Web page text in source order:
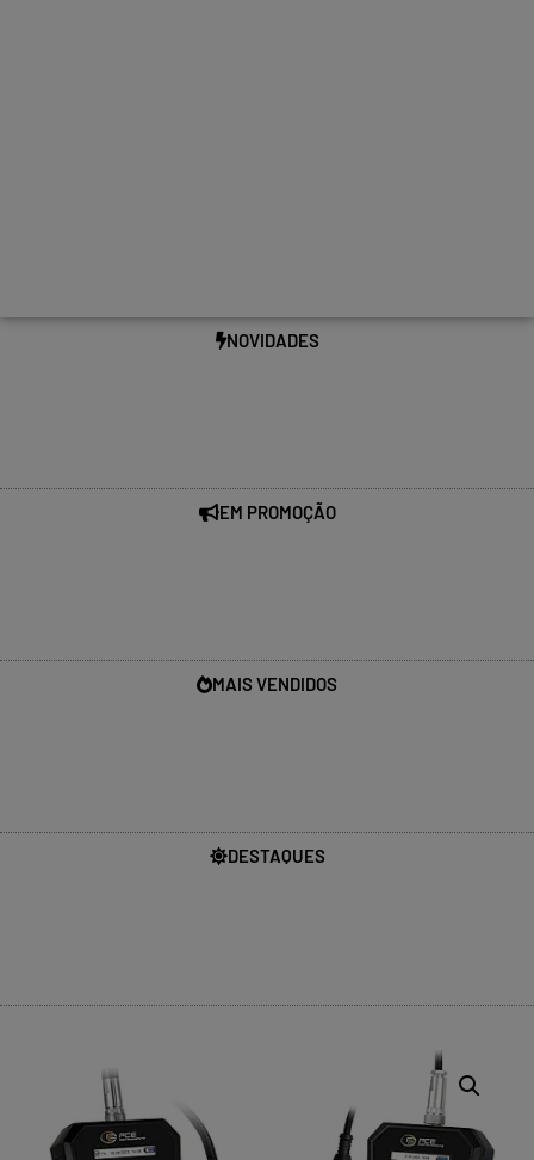
NOVIDADES
EM PROMOÇÃO
MAIS VENDIDOS
DESTAQUES